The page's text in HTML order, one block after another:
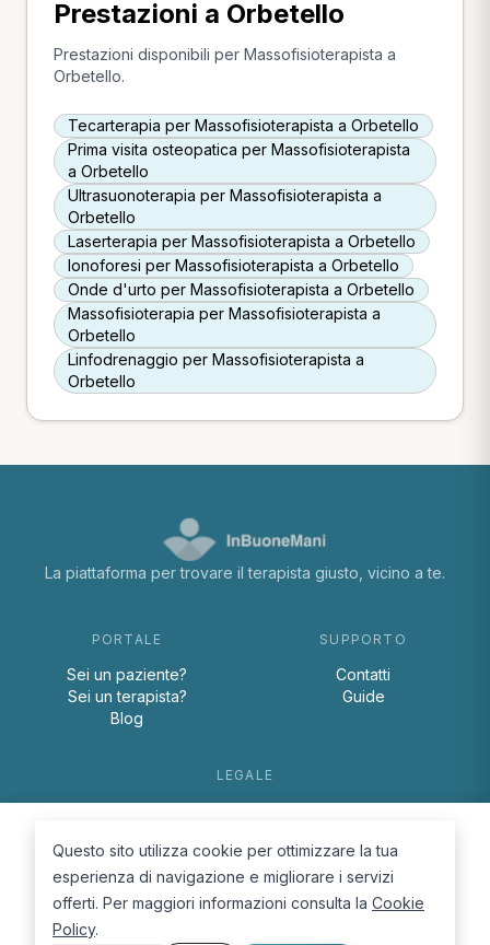
Prestazioni a Orbetello
Prestazioni disponibili per Massofisioterapista a
Orbetello.
Tecarterapia per Massofisioterapista a Orbetello
Prima visita osteopatica per Massofisioterapista
a Orbetello
Ultrasuonoterapia per Massofisioterapista a
Orbetello
Laserterapia per Massofisioterapista a Orbetello
Ionoforesi per Massofisioterapista a Orbetello
Onde d'urto per Massofisioterapista a Orbetello
Massofisioterapia per Massofisioterapista a
Orbetello
Linfodrenaggio per Massofisioterapista a
Orbetello
La piattaforma per trovare il terapista giusto, vicino a te.
PORTALE
Sei un paziente?
Sei un terapista?
Blog
SUPPORTO
Contatti
Guide
LEGALE
Cookie Policy
Questo sito utilizza cookie per ottimizzare la tua
esperienza di navigazione e migliorare i servizi
offerti. Per maggiori informazioni consulta la Cookie
Policy.